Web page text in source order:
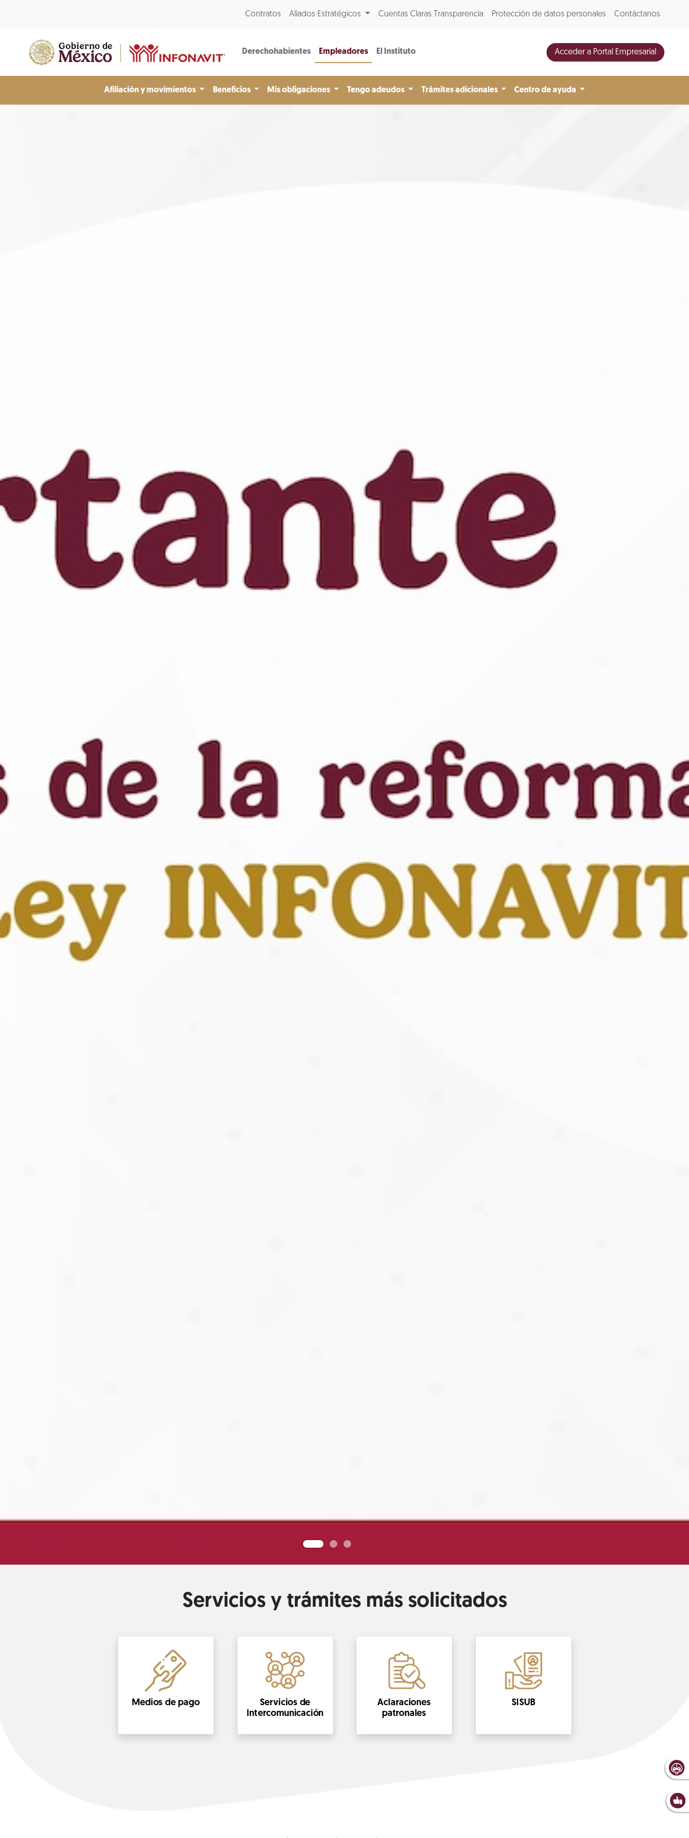
Contratos Aliados Estratégicos Cuentas Claras Transparencia Protección de datos personales Contáctanos
Derechohabientes Empleadores El Instituto Acceder a Portal Empresarial
Afiliación y movimientos Beneficios Mis obligaciones Tengo adeudos Trámites adicionales Centro de ayuda
Servicios y trámites más solicitados
Medios de pago
Servicios de
Intercomunicación
Aclaraciones
patronales
SISUB